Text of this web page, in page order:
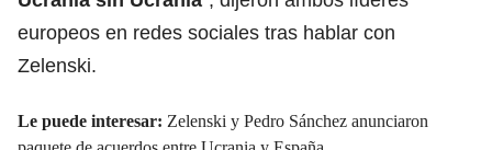
europeos en redes sociales tras hablar con
Zelenski.
Le puede interesar: Zelenski y Pedro Sánchez anunciaron